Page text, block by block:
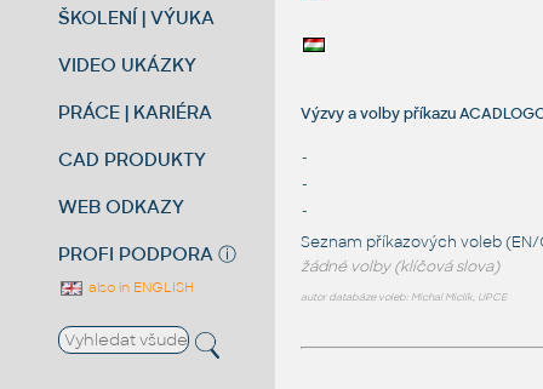
ŠKOLENÍ | VÝUKA
VIDEO UKÁZKY
PRÁCE | KARIÉRA
CAD PRODUKTY
WEB ODKAZY
PROFI PODPORA ⓘ
also in ENGLISH
Výzvy a volby příkazu
-
-
-
Seznam příkazových voleb (EN/
žádné volby (klíčová slova)
autor databáze voleb: Michal Miclík, UPCE